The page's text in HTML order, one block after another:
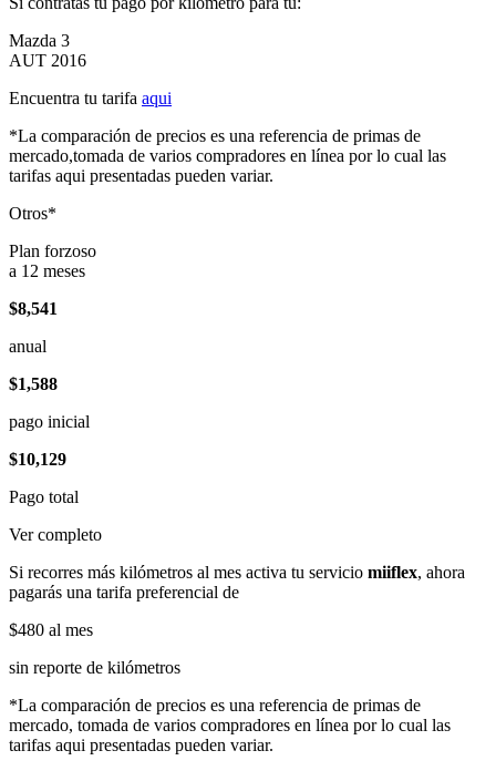
Mazda 3
AUT 2016
Encuentra tu tarifa aqui
*La comparación de precios es una referencia de primas de
mercado,tomada de varios compradores en línea por lo cual las
tarifas aqui presentadas pueden variar.
Otros*
Plan forzoso
a 12 meses
$8,541
anual
$1,588
pago inicial
$10,129
Pago total
Ver completo
Si recorres más kilómetros al mes activa tu servicio miiflex, ahora
pagarás una tarifa preferencial de
$480 al mes
sin reporte de kilómetros
*La comparación de precios es una referencia de primas de
mercado, tomada de varios compradores en línea por lo cual las
tarifas aqui presentadas pueden variar.